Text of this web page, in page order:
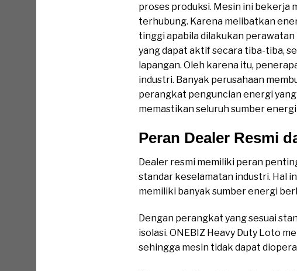
proses produksi. Mesin ini bekerja
terhubung. Karena melibatkan
tinggi apabila dilakukan
yang dapat aktif secara tiba-tiba,
lapangan. Oleh karena itu,
industri. Banyak perusahaan
perangkat penguncian energi
memastikan seluruh sumber
Peran Dealer Resmi
Dealer resmi memiliki peran
standar keselamatan industri. Hal
memiliki banyak sumber energi
Dengan perangkat yang sesuai
isolasi. ONEBIZ Heavy Duty Loto
sehingga mesin tidak dapat